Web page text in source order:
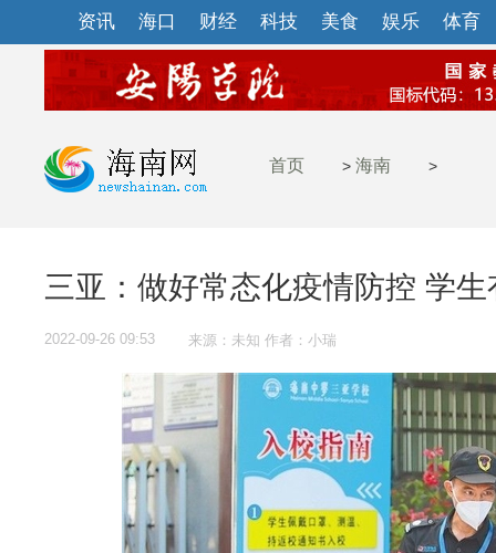
资讯 海口 财经 科技 美食 娱乐 体育
首页 > 海南 >
三亚：做好常态化疫情防控 学
2022-09-26 09:53 来源：未知 作者：小瑞